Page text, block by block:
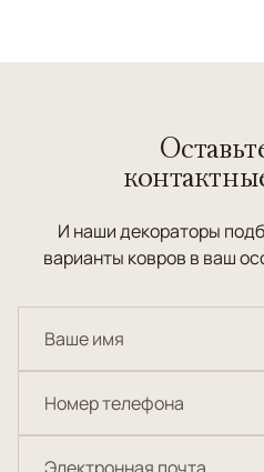
И наши декораторы
варианты ковров в ваш